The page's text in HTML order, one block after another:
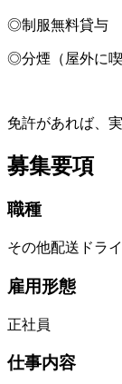
◎制服無料貸与
◎分煙（屋外に喫
免許があれば、
募集要項
職種
その他配送ドラ
雇用形態
正社員
仕事内容